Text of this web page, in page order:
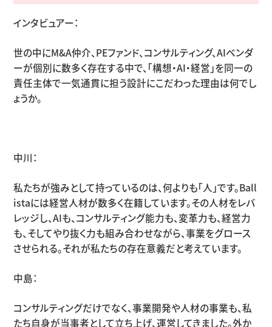
インタビュアー：
世の中にM&A仲介、PEファンド、コンサルティング、AIベンダ
ーが個別に数多く存在する中で、「構想・AI・経営」を同一の
責任主体で一気通貫に担う設計にこだわった理由は何でし
ょうか。
中川：
私たちが強みとして持っているのは、何よりも「人」です。Ball
istaには経営人材が数多く在籍しています。その人材をレバ
レッジし、AIも、コンサルティング能力も、変革力も、経営力
も、そしてやり抜く力も組み合わせながら、事業をグロース
させられる。それが私たちの存在意義だと考えています。
中島：
コンサルティングだけでなく、事業開発や人材の事業も、私
たち自身が当事者として立ち上げ、運営してきました。外か